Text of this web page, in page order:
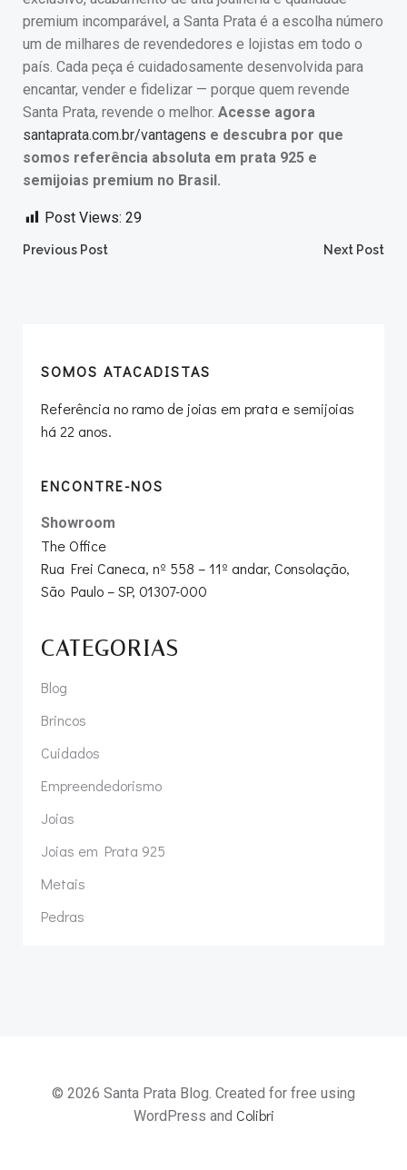
premium incomparável, a Santa Prata é a escolha número
um de milhares de revendedores e lojistas em todo o
país. Cada peça é cuidadosamente desenvolvida para
encantar, vender e fidelizar — porque quem revende
Santa Prata, revende o melhor. Acesse agora
santaprata.com.br/vantagens e descubra por que
somos referência absoluta em prata 925 e
semijoias premium no Brasil.
Post Views: 29
Post
Previous Post Next Post
SOMOS ATACADISTAS
Referência no ramo de joias em prata e semijoias
há 22 anos.
ENCONTRE-NOS
Showroom
The Office
Rua Frei Caneca, nº 558 – 11º andar, Consolação,
São Paulo – SP, 01307-000
CATEGORIAS
Blog
Brincos
Cuidados
Empreendedorismo
Joias
Joias em Prata 925
Metais
Pedras
© 2026 Santa Prata Blog. Created for free using
WordPress and Colibri